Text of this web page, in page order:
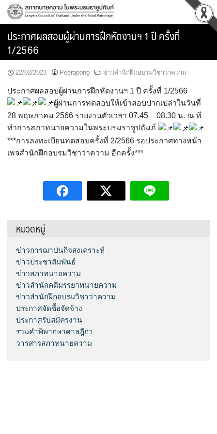
Skip
ประกาศผลสอบผู้ผ่านการฝึกหัดงานฯ 1 ปี ครั้งที่
1/2566
22/02/2023 Peerapong ข่าวสำนักฝึกอบรมวิชาว่าความ
ประกาศผลสอบผู้ผ่านการฝึกหัดงานฯ 1 ปี ครั้งที่ 1/2566
ผู้ผ่านการทดสอบให้เข้าสอบปากเปล่าในวันที่
28 พฤษภาคม 2566 รายงานตัวเวลา 07.45 – 08.30 น. ณ ที
ทำการสภาทนายความในพระบรมราชูปถัมภ์
***การลงทะเบียนทดสอบครั้งที่ 2/2566 รอประกาศทางหน้า
เพจสำนักฝึกอบรมวิชาว่าความ อีกครั้ง***
หมวดหมู่
ข่าวการฌาปนกิจสงเคราะห์
ข่าวประชาสัมพันธ์
ข่าวสภาทนายความ
ข่าวสำนักคดีมรรยาทนายความ
ข่าวสำนักฝึกอบรมวิชาว่าความ
ประกาศจัดซื้อจัดจ้าง
ประกาศรับสมัครงาน
รวมคำพิพากษาศาลฎีกา
วารสารสภาทนายความ